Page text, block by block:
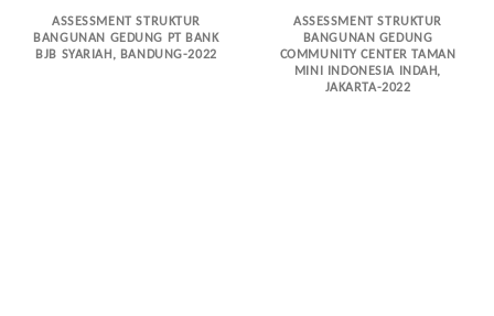
ASSESSMENT STRUKTUR
BANGUNAN GEDUNG PT BANK
BJB SYARIAH, BANDUNG-2022
ASSESSMENT STRUKTUR
BANGUNAN GEDUNG
COMMUNITY CENTER TAMAN
MINI INDONESIA INDAH,
JAKARTA-2022